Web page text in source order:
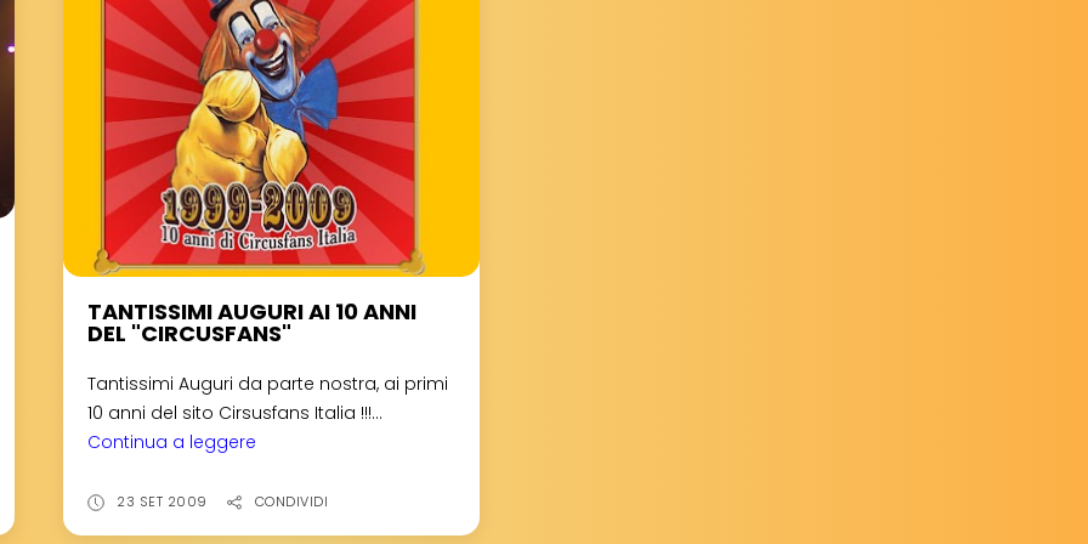
TANTISSIMI AUGURI AI 10 ANNI
DEL "CIRCUSFANS"
Tantissimi Auguri da parte nostra, ai primi
10 anni del sito Cirsusfans Italia !!!...
Continua a leggere
AI
10
23 SET 2009 CONDIVIDI